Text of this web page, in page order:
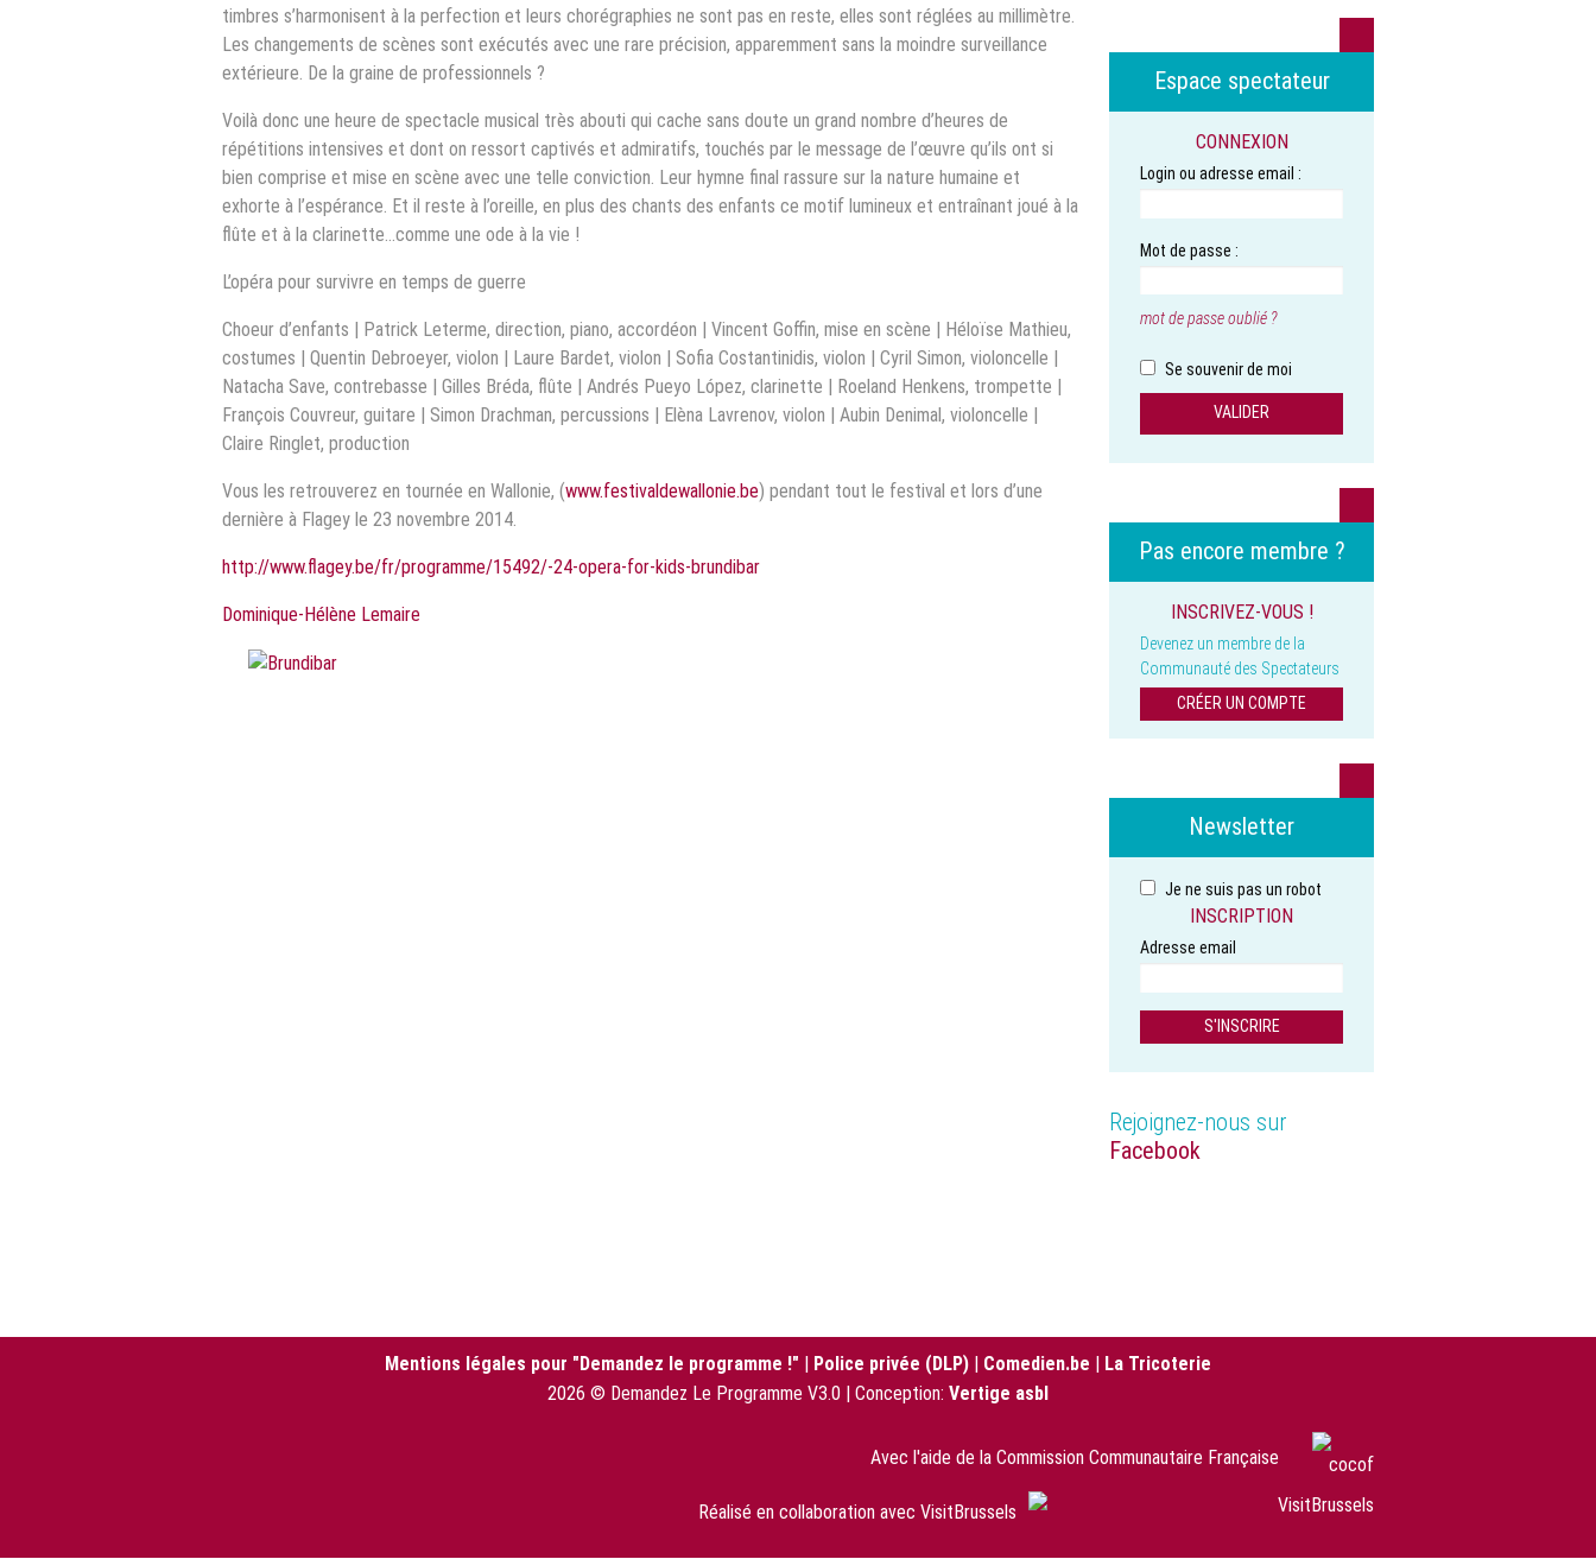
timbres s’harmonisent à la perfection et leurs chorégraphies ne sont pas en reste, elles sont réglées au millimètre.
Les changements de scènes sont exécutés avec une rare précision, apparemment sans la moindre surveillance
extérieure. De la graine de professionnels ?
Voilà donc une heure de spectacle musical très abouti qui cache sans doute un grand nombre d’heures de
répétitions intensives et dont on ressort captivés et admiratifs, touchés par le message de l’œuvre qu’ils ont si
bien comprise et mise en scène avec une telle conviction. Leur hymne final rassure sur la nature humaine et
exhorte à l’espérance. Et il reste à l’oreille, en plus des chants des enfants ce motif lumineux et entraînant joué à la
flûte et à la clarinette…comme une ode à la vie !
L’opéra pour survivre en temps de guerre
Choeur d’enfants | Patrick Leterme, direction, piano, accordéon | Vincent Goffin, mise en scène | Héloïse Mathieu,
costumes | Quentin Debroeyer, violon | Laure Bardet, violon | Sofia Costantinidis, violon | Cyril Simon, violoncelle |
Natacha Save, contrebasse | Gilles Bréda, flûte | Andrés Pueyo López, clarinette | Roeland Henkens, trompette |
François Couvreur, guitare | Simon Drachman, percussions | Elèna Lavrenov, violon | Aubin Denimal, violoncelle |
Claire Ringlet, production
Vous les retrouverez en tournée en Wallonie, (www.festivaldewallonie.be) pendant tout le festival et lors d’une
dernière à Flagey le 23 novembre 2014.
http://www.flagey.be/fr/programme/15492/-24-opera-for-kids-brundibar
Dominique-Hélène Lemaire
Espace spectateur
CONNEXION
Login ou adresse email :
Mot de passe :
mot de passe oublié ?
Se souvenir de moi
Pas encore membre ?
INSCRIVEZ-VOUS !
Devenez un membre de la
Communauté des Spectateurs
CRÉER UN COMPTE
Newsletter
Je ne suis pas un robot
INSCRIPTION
Adresse email
Rejoignez-nous sur
Facebook
Mentions légales pour "Demandez le programme !" | Police privée (DLP) | Comedien.be | La Tricoterie
2026 © Demandez Le Programme V3.0 | Conception: Vertige asbl
Avec l'aide de la Commission Communautaire Française
Réalisé en collaboration avec VisitBrussels